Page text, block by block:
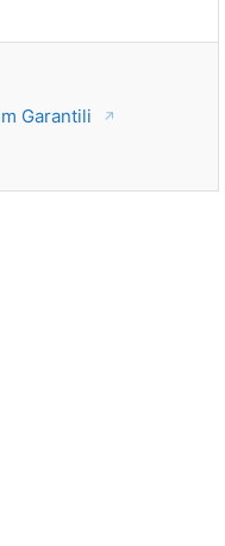
Garantili